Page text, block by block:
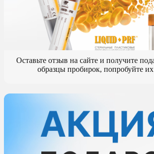
Оставьте отзыв на сайте и получите
образцы пробирок, попробуйте их